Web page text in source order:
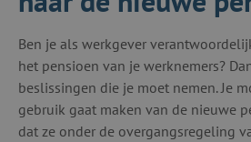
Ben je als werkgever
het pensioen van je werknemers?
beslissingen die je moet nemen. Je
gebruik gaat maken van de nieuwe
dat ze onder de overgangsregeling